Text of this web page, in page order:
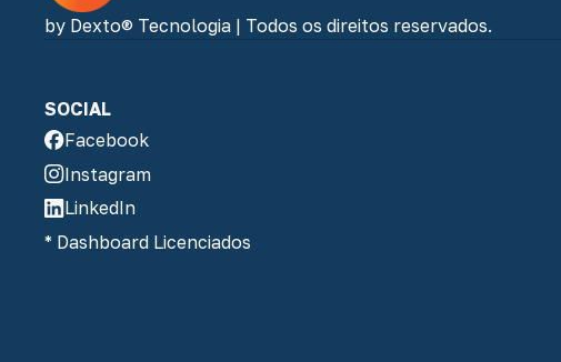
by Dexto® Tecnologia | Todos os direitos reservados.
SOCIAL
Facebook
Instagram
LinkedIn
* Dashboard Licenciados